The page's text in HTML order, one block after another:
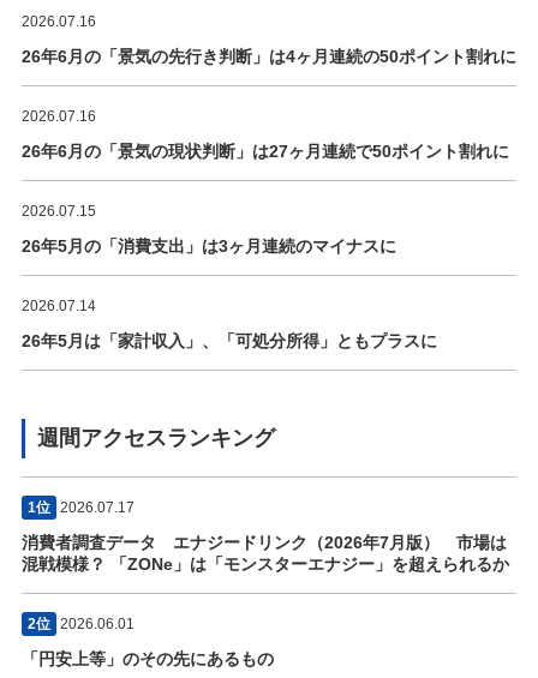
2026.07.16
26年6月の「景気の先行き判断」は4ヶ月連続の50ポイント割れに
2026.07.16
26年6月の「景気の現状判断」は27ヶ月連続で50ポイント割れに
2026.07.15
26年5月の「消費支出」は3ヶ月連続のマイナスに
2026.07.14
26年5月は「家計収入」、「可処分所得」ともプラスに
週間アクセスランキング
1位 2026.07.17
消費者調査データ エナジードリンク（2026年7月版） 市場は
混戦模様？ 「ZONe」は「モンスターエナジー」を超えられるか
2位 2026.06.01
「円安上等」のその先にあるもの